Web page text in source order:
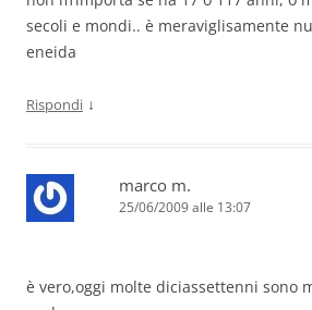
secoli e mondi.. è meraviglisamente
eneida
Rispondi ↓
marco m.
25/06/2009 alle 13:07
è vero,oggi molte diciassettenni sono